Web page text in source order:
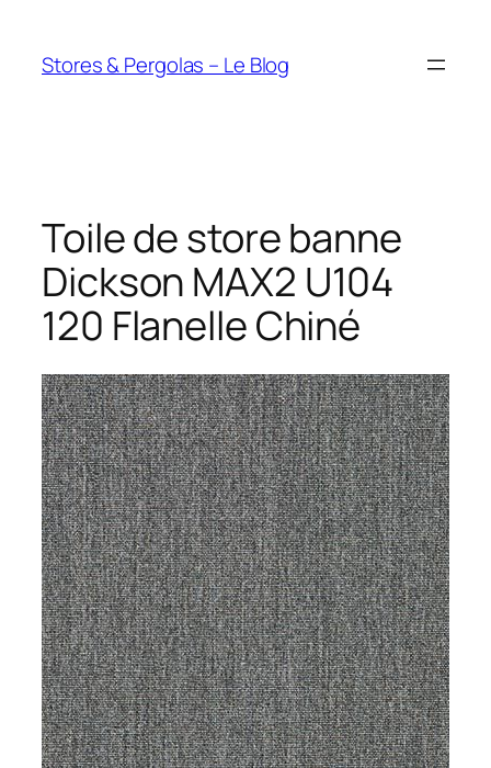
contenu
Stores & Pergolas – Le Blog
Toile de store banne
Dickson MAX2 U104
120 Flanelle Chiné